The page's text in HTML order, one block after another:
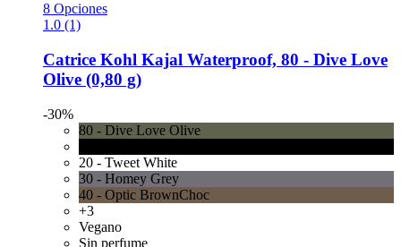
8 Opciones
1.0 (1)
Catrice Kohl Kajal Waterproof, 80 -​ Dive Love
Olive (0,80 g)
-30%
80 - Dive Love Olive
20 - Tweet White
30 - Homey Grey
40 - Optic BrownChoc
+3
Vegano
Sin perfume